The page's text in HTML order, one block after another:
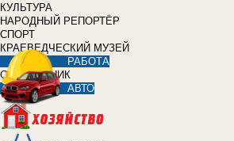
КУЛЬТУРА
НАРОДНЫЙ РЕПОРТЁР
СПОРТ
КРАЕВЕДЧЕСКИЙ МУЗЕЙ
РАБОТА
СПРАВОЧНИК
АВТО